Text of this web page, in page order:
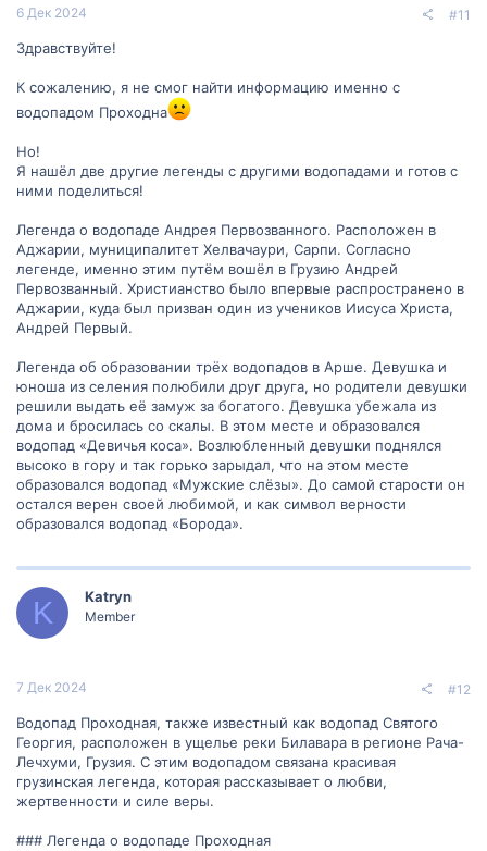
в Грузии. Многие грузины считают, что если они бросят монету в
6 Дек 2024 #11
Здравствуйте!
К сожалению, я не смог найти информацию именно с
водопадом Проходна
Но!
Я нашёл две другие легенды с другими водопадами и готов с
ними поделиться!
Легенда о водопаде Андрея Первозванного. Расположен в
Аджарии, муниципалитет Хелвачаури, Сарпи. Согласно
легенде, именно этим путём вошёл в Грузию Андрей
Первозванный. Христианство было впервые распространено в
Аджарии, куда был призван один из учеников Иисуса Христа,
Андрей Первый.
Легенда об образовании трёх водопадов в Арше. Девушка и
юноша из селения полюбили друг друга, но родители девушки
решили выдать её замуж за богатого. Девушка убежала из
дома и бросилась со скалы. В этом месте и образовался
водопад «Девичья коса». Возлюбленный девушки поднялся
высоко в гору и так горько зарыдал, что на этом месте
образовался водопад «Мужские слёзы». До самой старости он
остался верен своей любимой, и как символ верности
образовался водопад «Борода».
K Katryn
Member
7 Дек 2024 #12
Водопад Проходная, также известный как водопад Святого
Георгия, расположен в ущелье реки Билавара в регионе Рача-
Лечхуми, Грузия. С этим водопадом связана красивая
грузинская легенда, которая рассказывает о любви,
жертвенности и силе веры.
### Легенда о водопаде Проходная